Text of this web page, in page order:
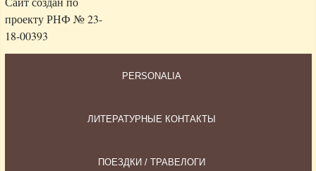
проекту РНФ № 23-
18-00393
PERSONALIA
ЛИТЕРАТУРНЫЕ КОНТАКТЫ
ПОЕЗДКИ / ТРАВЕЛОГИ